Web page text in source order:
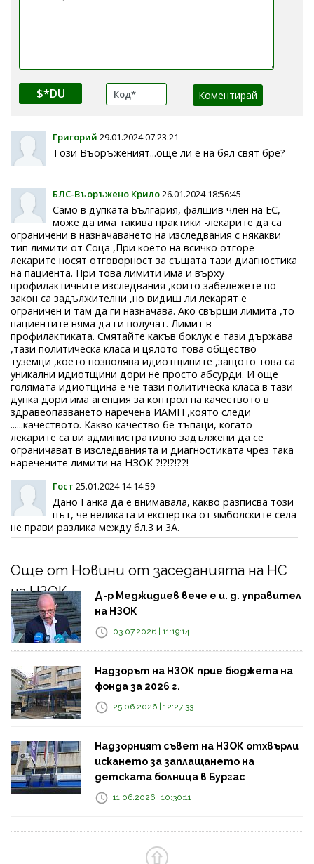
$*DU
Григорий 29.01.2024 07:23:21
Този Въоръженият...още ли е на бял свят бре?
БЛС-Въоръжено Крило26.01.2024 18:56:45
Само в дупката България, фалшив член на ЕС,
може да има такива практики -лекарите да са
ограничени в назначаването на изследвания с някакви
тип лимити от Соца ,При което на всичко отгоре
лекарите носят отговорност за същата тази диагностика
на пациента. При това лимити има и върху
профилактичните изследвания ,които забележете по
закон са задължителни ,но видиш ли лекарят е
ограничен и там да ги назначава. Ако свърши лимита ,то
пациентите няма да ги получат. Лимит в
профилактиката. Смятайте какъв боклук е тази държава
,тази политическа класа и цялото това общество
туземци ,което позволява идиотщините ,защото това са
уникални идиотщини дори не просто абсурди. И още
голямата идиотщина е че тази политическа класа в тази
дупка дори има агенция за контрол на качеството в
здравеопазването наречена ИАМН ,която следи
......качеството. Какво качество бе тъпаци, когато
лекарите са ви административно задължени да се
ограничават в изследванията и диагностиката чрез така
наречените лимити на НЗОК ?!?!?!??!
Гост 25.01.2024 14:14:59
Дано Ганка да е внимавала, какво разписва този
път, че великата и експертка от ямболските села
не прави разлика между бл.3 и 3А.
Още от Новини от заседанията на НС
на НЗОК
Д-р Меджидиев вече е и. д. управител
на НЗОК
03.07.2026 | 11:19:14
Надзорът на НЗОК прие бюджета на
фонда за 2026 г.
25.06.2026 | 12:27:33
Надзорният съвет на НЗОК отхвърли
искането за заплащането на
детската болница в Бургас
11.06.2026 | 10:30:11